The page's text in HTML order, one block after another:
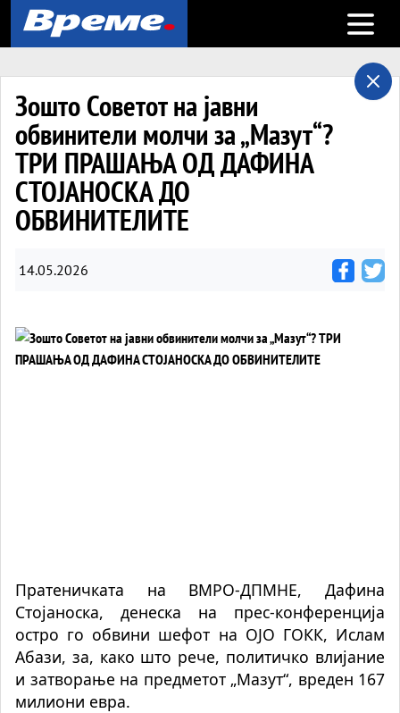
Open
Зошто Советот на јавни
обвинители молчи за „Мазут“?
ТРИ ПРАШАЊА ОД ДАФИНА
СТОЈАНОСКА ДО
ОБВИНИТЕЛИТЕ
14.05.2026
Пратеничката на ВМРО-ДПМНЕ, Дафина
Стојаноска, денеска на прес-конференција
остро го обвини шефот на ОЈО ГОКК, Ислам
Абази, за, како што рече, политичко влијание
и затворање на предметот „Мазут“, вреден 167
милиони евра.